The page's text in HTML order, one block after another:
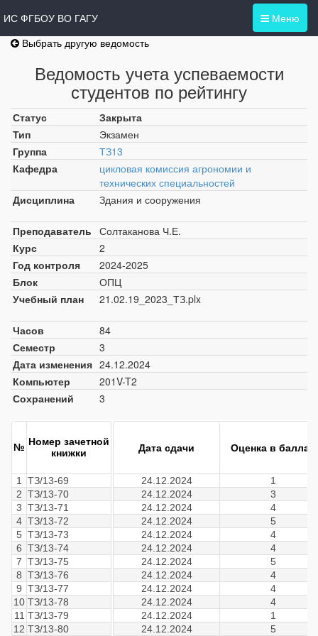
Меню
ИС ФГБОУ ВО ГАГУ
Выбрать другую ведомость
Ведомость учета успеваемости
студентов по рейтингу
Статус
Закрыта
Тип
Экзамен
Группа
ТЗ13
Кафедра
цикловая комиссия агрономии и
технических специальностей
Дисциплина
Здания и сооружения
Преподаватель Солтаканова Ч.Е.
Курс
2
Год контроля
2024-2025
Блок
ОПЦ
Учебный план
21.02.19_2023_ТЗ.plx
Часов
84
Семестр
3
Дата изменения 24.12.2024
Компьютер
201V-T2
Сохранений
3
№ Номер зачетной
книжки
1
ТЗ/13-69
2 ТЗ/13-70
3 ТЗ/13-71
4 ТЗ/13-72
5 ТЗ/13-73
6 ТЗ/13-74
7 ТЗ/13-75
8 ТЗ/13-76
9 ТЗ/13-77
10 ТЗ/13-78
11 ТЗ/13-79
12 ТЗ/13-80
Дата сдачи Оценка в баллах
24.12.2024
1
24.12.2024
3
24.12.2024
4
24.12.2024
5
24.12.2024
4
24.12.2024
4
24.12.2024
5
24.12.2024
4
24.12.2024
4
24.12.2024
4
24.12.2024
1
24.12.2024
5